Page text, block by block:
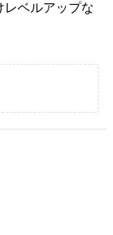
レベルアップな